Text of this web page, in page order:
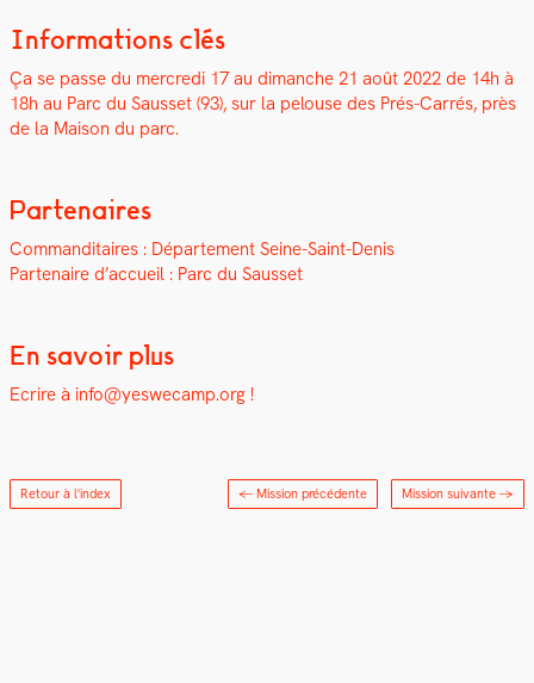
Informations clés
Ça se passe du mer­cre­di 17 au dimanche 21 août 2022 de 14h à
18h au Parc du Saus­set (93), sur la pelouse des Prés-Car­rés, près
de la Mai­son du parc.
Partenaires
Com­man­di­taires : Départe­ment Seine-Saint-Denis
Parte­naire d’accueil : Parc du Saus­set
En savoir plus
Ecrire à info@yeswecamp.org !
Retour à l'index ← Mission précédente Mission suivante →